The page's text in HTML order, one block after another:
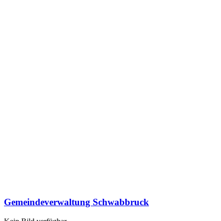
Gemeindeverwaltung Schwabbruck